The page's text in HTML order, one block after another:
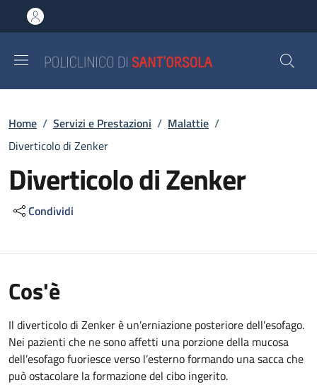
al contenuto principale
to footer content
Briciole di pane
Home / Servizi e Prestazioni / Malattie /
Diverticolo di Zenker
Diverticolo di Zenker
Condividi
Cos'è
Il diverticolo di Zenker è un’erniazione posteriore dell’esofago.
Nei pazienti che ne sono affetti una porzione della mucosa
dell’esofago fuoriesce verso l’esterno formando una sacca che
può ostacolare la formazione del cibo ingerito.